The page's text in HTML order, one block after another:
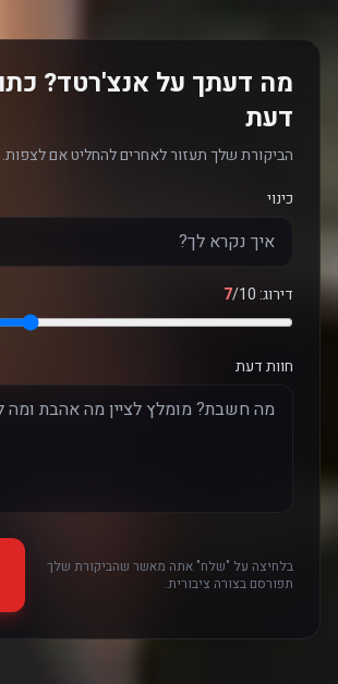
מה דעתך על אנצ'רטד?
דעת
הביקורת שלך תעזור לאחרים להחליט אם לצפות.
כינוי
דירוג: 7/10
חוות דעת
בלחיצה על "שלח" אתה מאשר שהביקורת שלך
תפורסם בצורה ציבורית.